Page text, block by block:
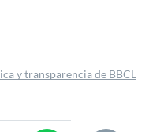
y transparencia de BBCL